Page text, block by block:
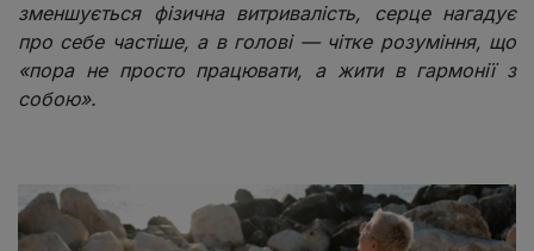
зменшується фізична витривалість, серце нагадує
про себе частіше, а в голові — чітке розуміння, що
«пора не просто працювати, а жити в гармонії з
собою».